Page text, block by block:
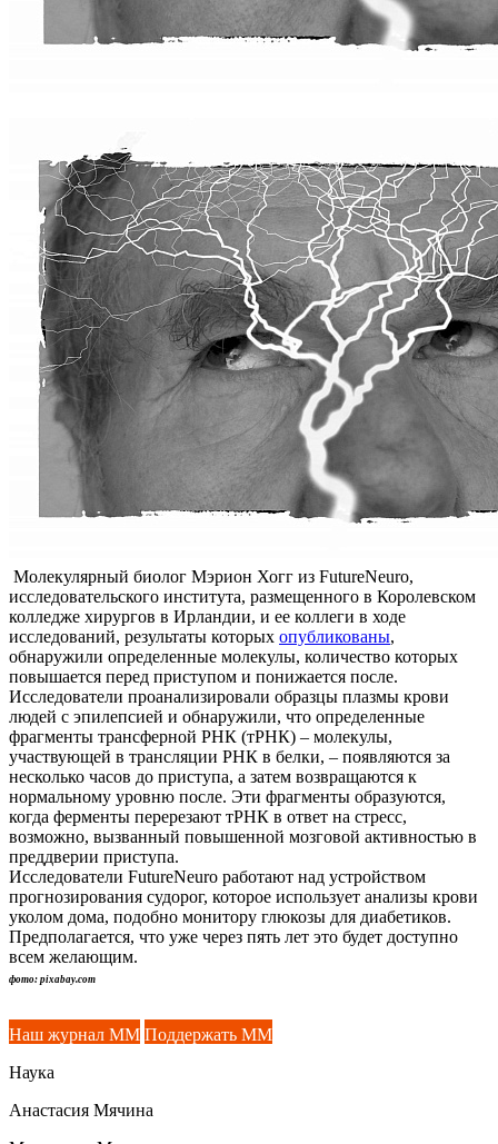
Молекулярный биолог Мэрион Хогг из FutureNeuro,
исследовательского института, размещенного в Королевском
колледже хирургов в Ирландии, и ее коллеги в ходе
исследований, результаты которых опубликованы,
обнаружили определенные молекулы, количество которых
повышается перед приступом и понижается после.
Исследователи проанализировали образцы плазмы крови
людей с эпилепсией и обнаружили, что определенные
фрагменты трансферной РНК (тРНК) – молекулы,
участвующей в трансляции РНК в белки, – появляются за
несколько часов до приступа, а затем возвращаются к
нормальному уровню после. Эти фрагменты образуются,
когда ферменты перерезают тРНК в ответ на стресс,
возможно, вызванный повышенной мозговой активностью в
преддверии приступа.
Исследователи FutureNeuro работают над устройством
прогнозирования судорог, которое использует анализы крови
уколом дома, подобно монитору глюкозы для диабетиков.
Предполагается, что уже через пять лет это будет доступно
всем желающим.
фото: pixabay.com
Наш журнал ММ Поддержать ММ
Наука
Анастасия Мячина